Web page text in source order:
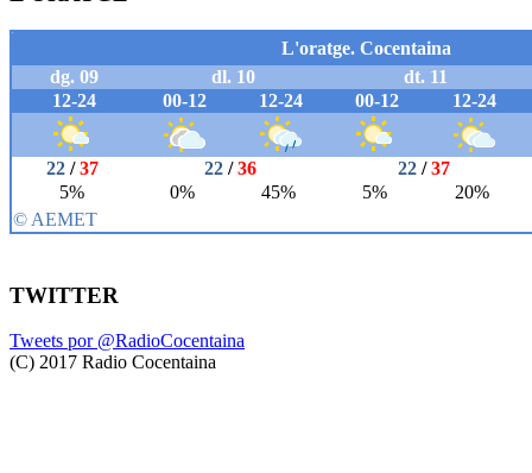
TWITTER
Tweets por @RadioCocentaina
(C) 2017 Radio Cocentaina